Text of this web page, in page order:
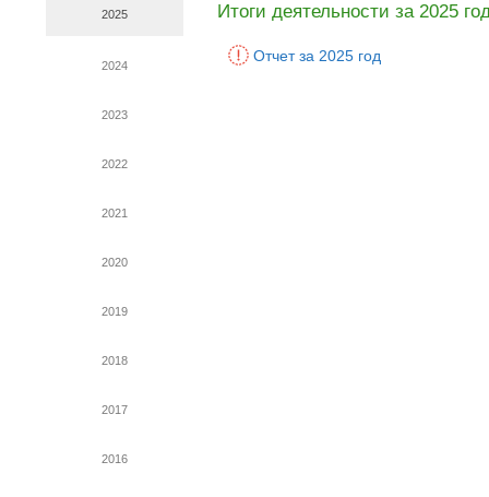
2025
2024
2023
2022
2021
2020
2019
2018
2017
2016
Итоги деятельности за 2025
Отчет за 2025 год